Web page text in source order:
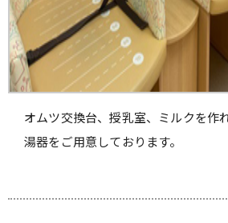
オムツ交換台、授乳室、ミルクを作
湯器をご用意しております。